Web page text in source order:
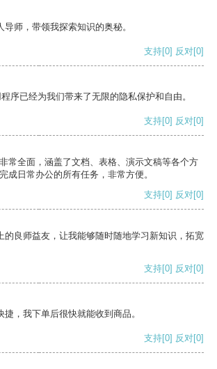
师，带领我探索知识的奥秘。
支持[0] 反对[0]
序已经为我们带来了无限的隐私保护和自由。
支持[0] 反对[0]
常全面，涵盖了文档、表格、演示文稿等各个方
成日常办公的所有任务，非常方便。
支持[0] 反对[0]
的良师益友，让我能够随时随地学习新知识，拓宽
支持[0] 反对[0]
，我下单后很快就能收到商品。
支持[0] 反对[0]